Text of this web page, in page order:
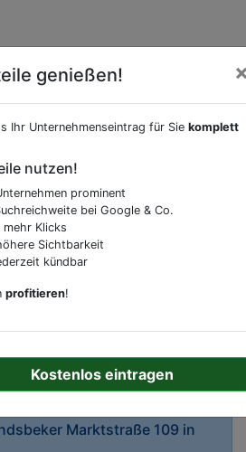
von
Dienstleistung
Informationen hinzufügen?
um uns zu kontaktieren.
besondere Services, die
Marktstraße 109 in
genießen!
Ihr Unternehmenseintrag für Sie komplett
nutzen!
prominent
bei Google & Co.
Klicks
Sichtbarkeit
kündbar
profitieren!
Kostenlos eintragen